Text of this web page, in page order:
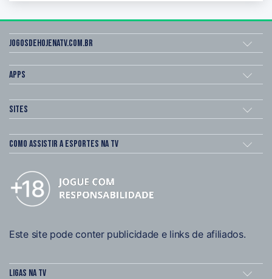
Jogosdehojenatv.com.br
Apps
Sites
Como assistir a esportes na TV
Este site pode conter publicidade e links de afiliados.
Ligas na TV